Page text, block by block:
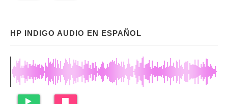
HP INDIGO AUDIO EN ESPAÑOL